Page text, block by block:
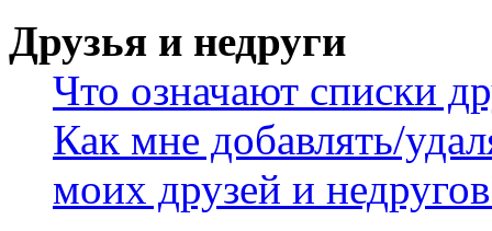
Друзья и недруги
Что означают списки
Как мне добавлять/
моих друзей и